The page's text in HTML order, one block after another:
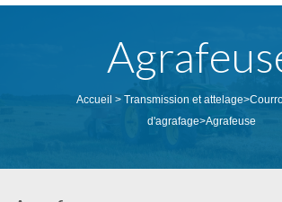
Accueil > Transmission et attelage>
d'agrafage>Agrafeuse